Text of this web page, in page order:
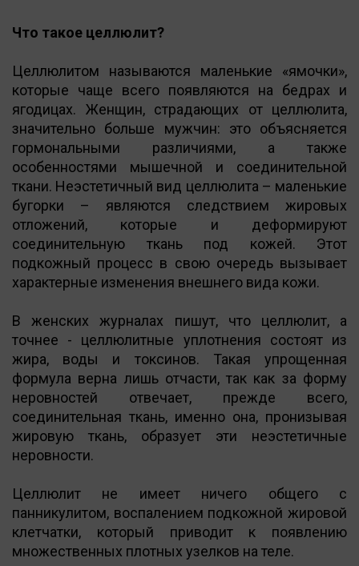
Что такое целлюлит?
Целлюлитом называются маленькие «ямочки»,
которые чаще всего появляются на бедрах и
ягодицах. Женщин, страдающих от целлюлита,
значительно больше мужчин: это объясняется
гормональными различиями, а также
особенностями мышечной и соединительной
ткани. Неэстетичный вид целлюлита – маленькие
бугорки – являются следствием жировых
отложений, которые и деформируют
соединительную ткань под кожей. Этот
подкожный процесс в свою очередь вызывает
характерные изменения внешнего вида кожи.
В женских журналах пишут, что целлюлит, а
точнее - целлюлитные уплотнения состоят из
жира, воды и токсинов. Такая упрощенная
формула верна лишь отчасти, так как за форму
неровностей отвечает, прежде всего,
соединительная ткань, именно она, пронизывая
жировую ткань, образует эти неэстетичные
неровности.
Целлюлит не имеет ничего общего с
панникулитом, воспалением подкожной жировой
клетчатки, который приводит к появлению
множественных плотных узелков на теле.